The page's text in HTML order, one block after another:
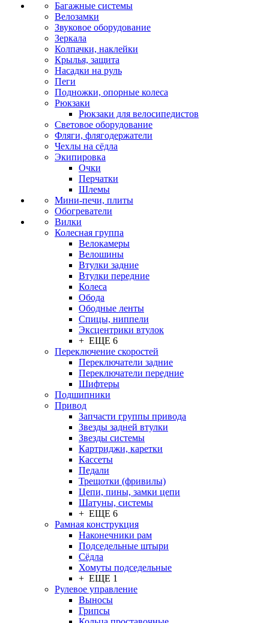
Багажные системы
Велозамки
Звуковое оборудование
Зеркала
Колпачки, наклейки
Крылья, защита
Насадки на руль
Пеги
Подножки, опорные колеса
Рюкзаки
Рюкзаки для велосипедистов
Световое оборудование
Фляги, флягодержатели
Чехлы на сёдла
Экипировка
Очки
Перчатки
Шлемы
Мини-печи, плиты
Обогреватели
Вилки
Колесная группа
Велокамеры
Велошины
Втулки задние
Втулки передние
Колеса
Обода
Ободные ленты
Спицы, ниппели
Эксцентрики втулок
+ ЕЩЕ 6
Переключение скоростей
Переключатели задние
Переключатели передние
Шифтеры
Подшипники
Привод
Запчасти группы привода
Звезды задней втулки
Звезды системы
Картриджи, каретки
Кассеты
Педали
Трещотки (фривилы)
Цепи, пины, замки цепи
Шатуны, системы
+ ЕЩЕ 6
Рамная конструкция
Наконечники рам
Подседельные штыри
Сёдла
Хомуты подседельные
+ ЕЩЕ 1
Рулевое управление
Выносы
Грипсы